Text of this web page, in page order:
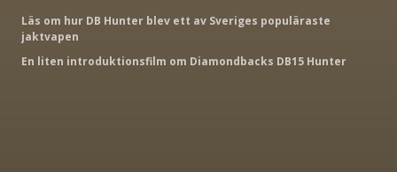
Läs om hur DB Hunter blev ett av Sveriges populäraste
jaktvapen
En liten introduktionsfilm om Diamondbacks DB15 Hunter